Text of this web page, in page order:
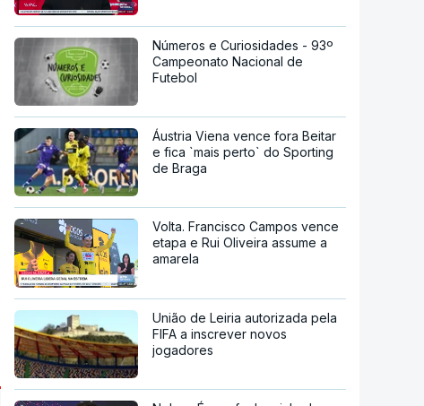
Números e Curiosidades - 93º
Campeonato Nacional de
Futebol
Áustria Viena vence fora Beitar
e fica `mais perto` do Sporting
de Braga
Volta. Francisco Campos vence
etapa e Rui Oliveira assume a
amarela
União de Leiria autorizada pela
FIFA a inscrever novos
jogadores